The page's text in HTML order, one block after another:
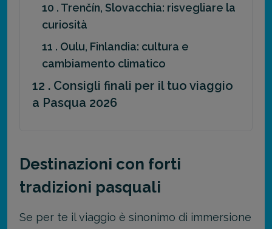
10 . Trenčín, Slovacchia: risvegliare la
curiosità
11 . Oulu, Finlandia: cultura e
cambiamento climatico
12 . Consigli finali per il tuo viaggio
a Pasqua 2026
Destinazioni con forti
tradizioni pasquali
Se per te il viaggio è sinonimo di immersione